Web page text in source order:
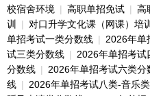
校宿舍环境 | 高职单招免试 | 高
训 | 对口升学文化课（网课）培
单招考试一类分数线 | 2026年单
试三类分数线 | 2026年单招考试
分数线 | 2026年单招考试六类分
线 | 2026年单招考试八类-音乐